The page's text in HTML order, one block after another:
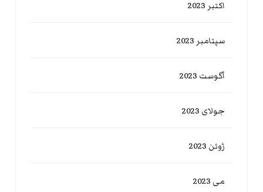
اکتبر 2023
سپتامبر 2023
آگوست 2023
جولای 2023
ژوئن 2023
می 2023